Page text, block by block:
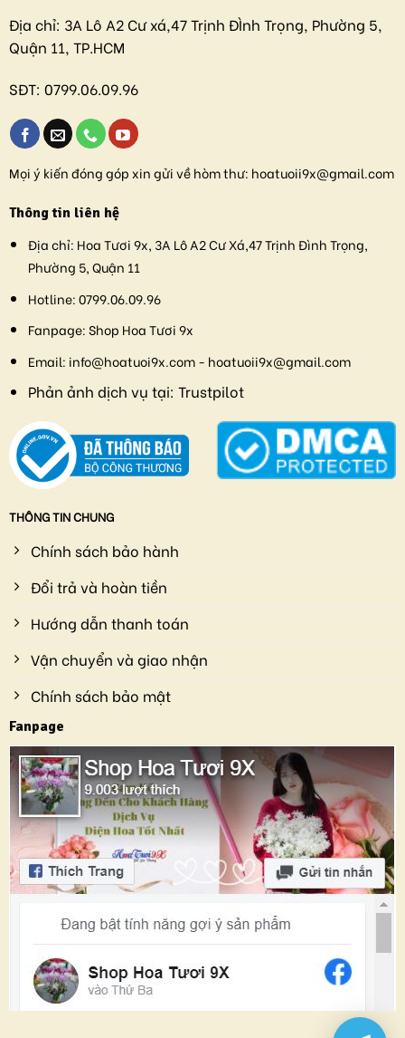
Địa chỉ: 3A Lô A2 Cư xá,47 Trịnh ĐÌnh Trọng, Phường 5,
Quận 11, TP.HCM
SĐT: 0799.06.09.96
Mọi ý kiến đóng góp xin gửi về hòm thư: hoatuoii9x@gmail.com
Thông tin liên hệ
Địa chỉ: Hoa Tươi 9x, 3A Lô A2 Cư Xá,47 Trịnh Đình Trọng,
Phường 5, Quận 11
Hotline:0799.06.09.96
Fanpage:Shop Hoa Tươi 9x
Email: info@hoatuoi9x.com - hoatuoii9x@gmail.com
Phản ảnh dịch vụ tại: Trustpilot
THÔNG TIN CHUNG
Chính sách bảo hành
Đổi trả và hoàn tiền
Hướng dẫn thanh toán
Vận chuyển và giao nhận
Chính sách bảo mật
Fanpage